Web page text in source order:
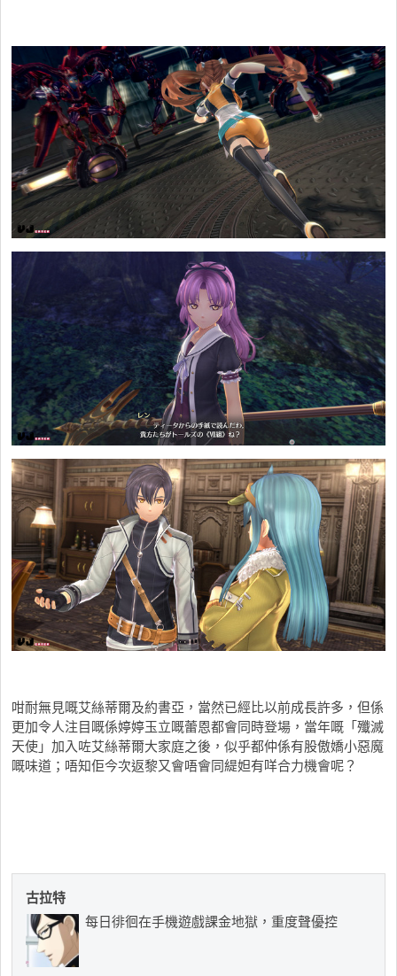
咁耐無見嘅艾絲蒂爾及約書亞，當然已經比以前成長許多，但係
更加令人注目嘅係婷婷玉立嘅蕾恩都會同時登場，當年嘅「殲滅
天使」加入咗艾絲蒂爾大家庭之後，似乎都仲係有股傲嬌小惡魔
嘅味道；唔知佢今次返黎又會唔會同緹妲有咩合力機會呢？
古拉特
每日徘徊在手機遊戲課金地獄，重度聲優控